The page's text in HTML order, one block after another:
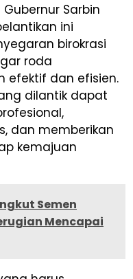
Sarbin
ini
birokrasi
roda
efektif dan efisien.
dilantik dapat
dan memberikan
kemajuan
Semen
Mencapai